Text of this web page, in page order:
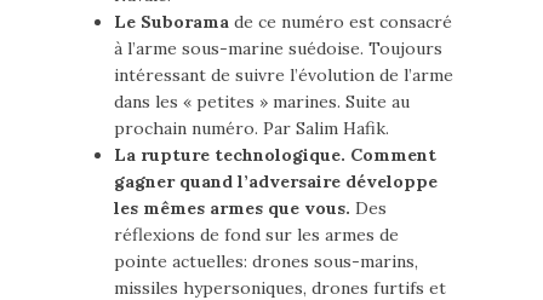
Le Suborama de ce numéro est consacré
à l’arme sous-marine suédoise. Toujours
intéressant de suivre l’évolution de l’arme
dans les « petites » marines. Suite au
prochain numéro. Par Salim Hafik.
La rupture technologique. Comment
gagner quand l’adversaire développe
les mêmes armes que vous. Des
réflexions de fond sur les armes de
pointe actuelles: drones sous-marins,
missiles hypersoniques, drones furtifs et